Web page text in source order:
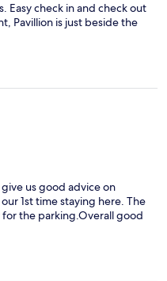
Easy check in and check out
Pavillion is just beside the
us good advice on
1st time staying here. The
the parking.Overall good